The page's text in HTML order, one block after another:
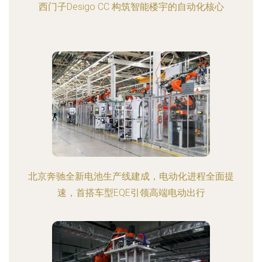
西门子Desigo CC 构筑智能楼宇的自动化核心
北京奔驰全新电池生产线建成，电动化进程全面提
速，首搭车型EQE引领高端电动出行